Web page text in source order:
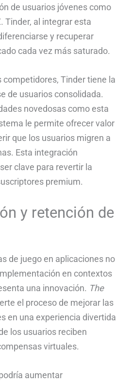
de usuarios jóvenes como
Tinder, al integrar esta
y recuperar
cada vez más saturado.
competidores, Tinder tiene la
de usuarios consolidada.
novedosas como esta
le permite ofrecer valor
que los usuarios migren a
Esta integración
clave para revertir la
premium.
y retención de
de juego en aplicaciones no
en contextos
una innovación. The
el proceso de mejorar las
en una experiencia divertida
los usuarios reciben
virtuales.
aumentar